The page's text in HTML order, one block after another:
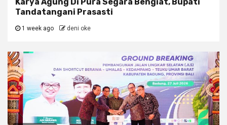
Tandatangani Prasasti
1 week ago deni oke